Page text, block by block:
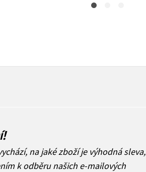
na jaké zboží je výhodná sleva,
k odběru našich e-mailových